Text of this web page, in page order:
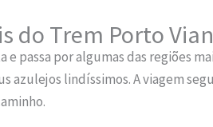
do Trem Porto
e passa por algumas das regiões
azulejos lindíssimos. A viagem